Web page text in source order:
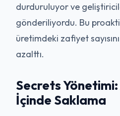
durduruluyor ve
gönderiliyordu. Bu
üretimdeki zafiyet
azalttı.
Secrets
İçinde Saklama